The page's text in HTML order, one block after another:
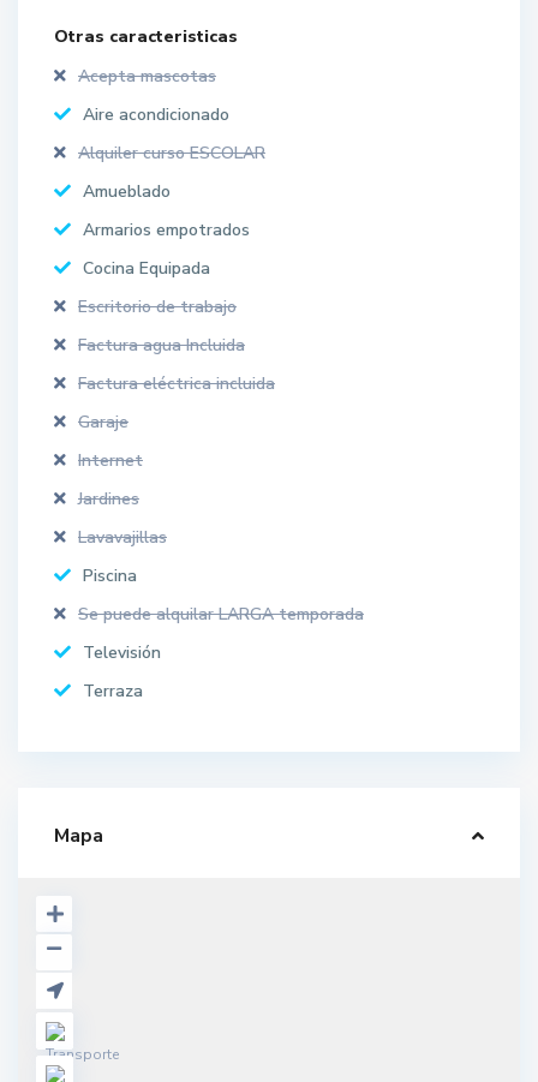
Otras caracteristicas
Acepta mascotas
Aire acondicionado
Alquiler curso ESCOLAR
Amueblado
Armarios empotrados
Cocina Equipada
Escritorio de trabajo
Factura agua Incluida
Factura eléctrica incluida
Garaje
Internet
Jardines
Lavavajillas
Piscina
Se puede alquilar LARGA temporada
Televisión
Terraza
Mapa